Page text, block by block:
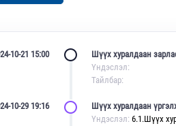
10-21 15:00
Шүүх хуралдаан
Үндэслэл:
Тайлбар:
10-29 19:16
Шүүх хуралдаан
Үндэслэл: 6.1.Шүүх